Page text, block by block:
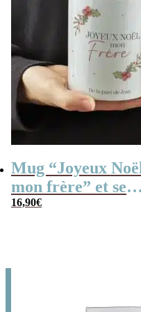
Mug “Joyeux Noël
mon frère” et ses
confiseries rétro –
16,90€